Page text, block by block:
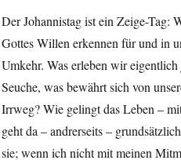
Der Johannistag ist ein Zeige-Tag:
Gottes Willen erkennen für und in
Umkehr. Was erleben wir
Seuche, was bewährt sich von
Irrweg? Wie gelingt das Leben –
geht da – andrerseits –
sie; wenn ich nicht mit meinen